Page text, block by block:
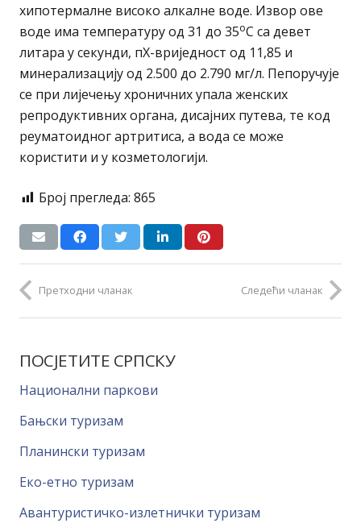
хипотермалне високо алкалне воде. Извор ове
воде има температуру од 31 до 35оС са девет
литара у секунди, пХ-вриједност од 11,85 и
минерализацију од 2.500 до 2.790 мг/л. Пепоручује
се при лијечењу хроничних упала женских
репродуктивних органа, дисајних путева, те код
реуматоидног артритиса, а вода се може
користити и у козметологији.
Број прегледа: 865
Претходни чланак Следећи чланак
ПОСЈЕТИТЕ СРПСКУ
Национални паркови
Бањски туризам
Планински туризам
Еко-етно туризам
Авантуристичко-излетнички туризам